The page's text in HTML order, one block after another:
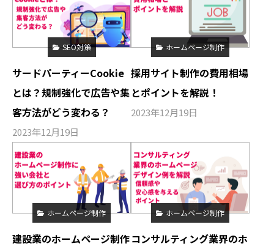
SEO対策
サードパーティーCookie
とは？規制強化で広告や集
客方法がどう変わる？
2023年12月19日
ホームページ制作
採用サイト制作の費用相場
とポイントを解説！
2023年12月19日
ホームページ制作
建設業のホームページ制作
ホームページ制作
コンサルティング業界のホ